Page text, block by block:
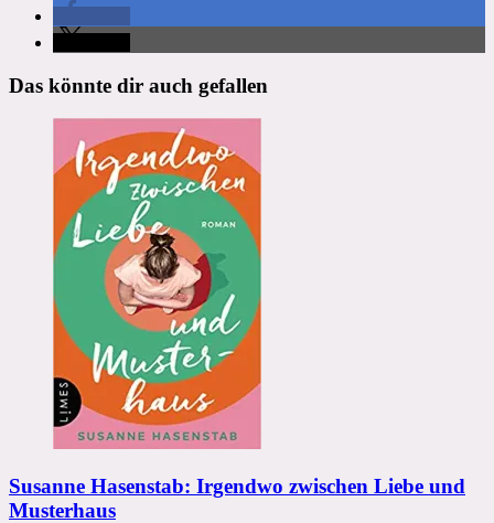
Das könnte dir auch gefallen
Susanne Hasenstab: Irgendwo zwischen Liebe und
Musterhaus